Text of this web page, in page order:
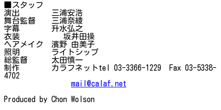
■スタッフ
演出 三浦安浩
舞台監督 三浦奈綾
字幕 升水弘之
衣装 坂井田操
ヘアメイク 濱野 由美子
照明 ライトシップ
総監督 太田慎一
制作 カラフネットtel 03-3366-1229 Fax 03-5338-
4702
mail@calaf.net
Produced by Chon Wolson